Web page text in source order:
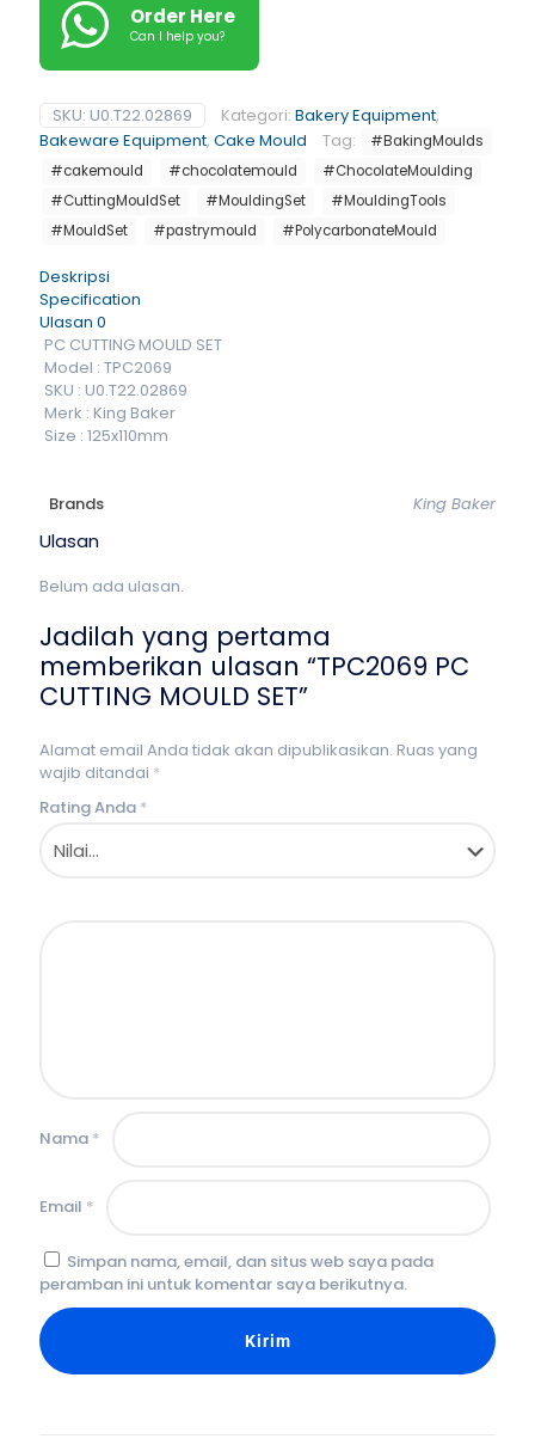
Order Here
Can I help you?
SKU: U0.T22.02869 Kategori: Bakery Equipment,
Bakeware Equipment, Cake Mould Tag:
#BakingMoulds
#cakemould
#chocolatemould
#ChocolateMoulding
#CuttingMouldSet
#MouldingSet
#MouldingTools
#MouldSet
#pastrymould #PolycarbonateMould
Deskripsi
Specification
Ulasan 0
PC CUTTING MOULD SET
Model : TPC2069
SKU : U0.T22.02869
Merk : King Baker
Size : 125x110mm
Brands King Baker
Ulasan
Belum ada ulasan.
Jadilah yang pertama
memberikan ulasan “TPC2069 PC
CUTTING MOULD SET”
Alamat email Anda tidak akan dipublikasikan. Ruas yang
wajib ditandai *
Rating Anda *
Nama *
Email *
Simpan nama, email, dan situs web saya pada
peramban ini untuk komentar saya berikutnya.